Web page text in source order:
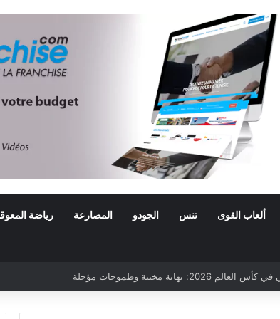
ألعاب القوى تنس الجودو المصارعة رياضة